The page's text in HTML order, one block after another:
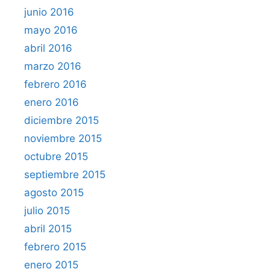
junio 2016
mayo 2016
abril 2016
marzo 2016
febrero 2016
enero 2016
diciembre 2015
noviembre 2015
octubre 2015
septiembre 2015
agosto 2015
julio 2015
abril 2015
febrero 2015
enero 2015